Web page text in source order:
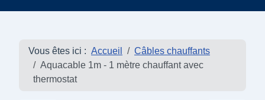
Vous êtes ici : Accueil
Câbles chauffants
Aquacable 1m - 1 mètre chauffant avec
thermostat